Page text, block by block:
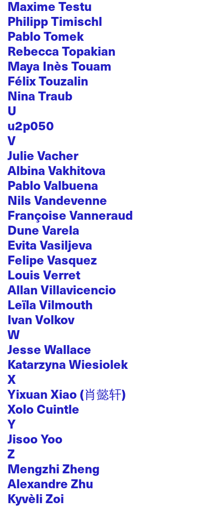
Maxime Testu
Philipp Timischl
Pablo Tomek
Rebecca Topakian
Maya Inès Touam
Félix Touzalin
Nina Traub
U
u2p050
V
Julie Vacher
Albina Vakhitova
Pablo Valbuena
Nils Vandevenne
Françoise Vanneraud
Dune Varela
Evita Vasiljeva
Felipe Vasquez
Louis Verret
Allan Villavicencio
Leïla Vilmouth
Ivan Volkov
W
Jesse Wallace
Katarzyna Wiesiolek
X
Yixuan Xiao (肖懿轩)
Xolo Cuintle
Y
Jisoo Yoo
Z
Mengzhi Zheng
Alexandre Zhu
Kyvèli Zoi